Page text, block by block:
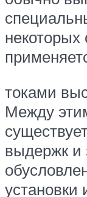
некоторых
токами
Между
выдержк и